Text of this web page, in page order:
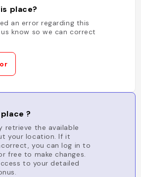
place?
an error regarding this
know so we can correct
?
retrieve the available
your location. If it
you can log in to
free to make changes.
to your detailed